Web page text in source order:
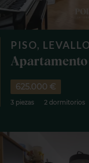
PISO,
Apartamento
625.000 €
3 piezas 2 dormitorios